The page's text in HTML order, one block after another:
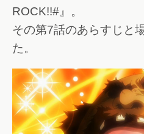
ROCK!!#』。
その第7話のあらすじと
た。